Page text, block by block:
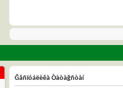
Ğåñïóáëèêà Òàòàğñòàí